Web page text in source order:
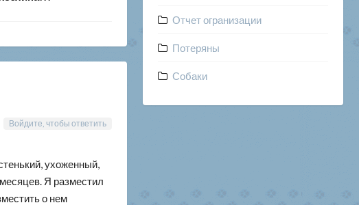
ухоженный,
Я разместил
о нем
Войдите, чтобы ответить
Отчет огранизации
Потеряны
Собаки